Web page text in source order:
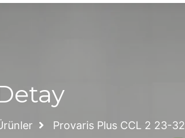
Provaris Plus CCL 2 23-